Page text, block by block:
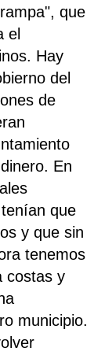
que
el
Hay
del
de
En
que
y que sin
tenemos
costas y
municipio.